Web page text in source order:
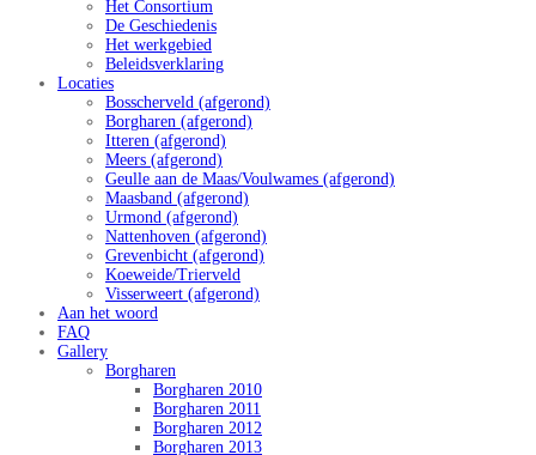
Het Consortium
De Geschiedenis
Het werkgebied
Beleidsverklaring
Locaties
Bosscherveld (afgerond)
Borgharen (afgerond)
Itteren (afgerond)
Meers (afgerond)
Geulle aan de Maas/Voulwames (afgerond)
Maasband (afgerond)
Urmond (afgerond)
Nattenhoven (afgerond)
Grevenbicht (afgerond)
Koeweide/Trierveld
Visserweert (afgerond)
Aan het woord
FAQ
Gallery
Borgharen
Borgharen 2010
Borgharen 2011
Borgharen 2012
Borgharen 2013